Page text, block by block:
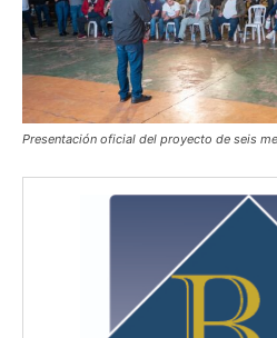
Presentación oficial del proyecto de seis